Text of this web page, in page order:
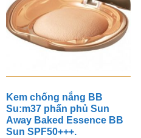
Kem chống nắng BB
Su:m37 phấn phủ Sun
Away Baked Essence BB
Sun SPF50+++.